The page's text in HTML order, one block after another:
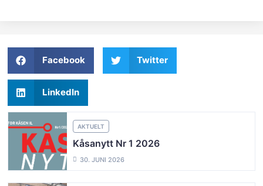
Facebook Twitter
LinkedIn
AKTUELT
Kåsanytt Nr 1 2026
30. JUNI 2026